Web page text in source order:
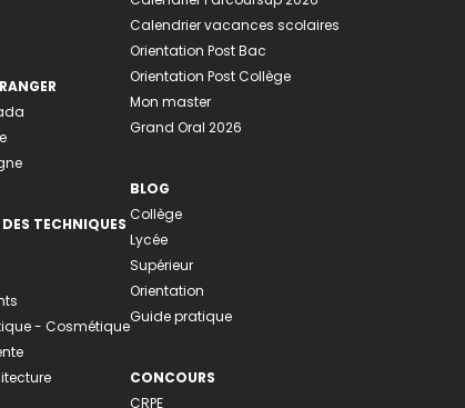
TECHNIQUES
- Cosmétique
Calendrier vacances scolaires
Orientation Post Bac
Orientation Post Collège
Mon master
Grand Oral 2026
BLOG
Collège
Lycée
Supérieur
Orientation
Guide pratique
CONCOURS
CRPE